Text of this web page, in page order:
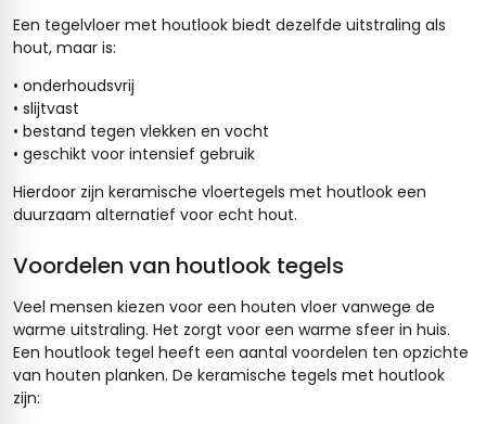
Een tegelvloer met houtlook biedt dezelfde uitstraling als
hout, maar is:
• onderhoudsvrij
• slijtvast
• bestand tegen vlekken en vocht
• geschikt voor intensief gebruik
Hierdoor zijn keramische vloertegels met houtlook een
duurzaam alternatief voor echt hout.
Voordelen van houtlook tegels
Veel mensen kiezen voor een houten vloer vanwege de
warme uitstraling. Het zorgt voor een warme sfeer in huis.
Een houtlook tegel heeft een aantal voordelen ten opzichte
van houten planken. De keramische tegels met houtlook
zijn: